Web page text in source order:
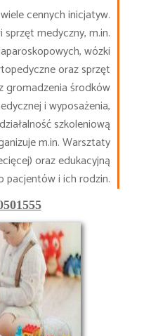
cennych inicjatyw.
sprzęt medyczny, m.in.
wózki
oraz sprzęt
gromadzenia środków
i wyposażenia,
szkoleniową
m.in. Warsztaty
oraz edukacyjną
pacjentów i ich rodzin.